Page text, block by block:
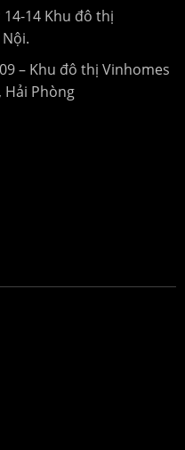
14 Khu đô thị
– Khu đô thị Vinhomes
Hải Phòng